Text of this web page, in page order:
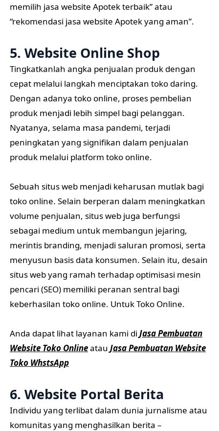
memilih jasa website Apotek terbaik” atau
“rekomendasi jasa website Apotek yang aman”.
5. Website Online Shop
Tingkatkanlah angka penjualan produk dengan
cepat melalui langkah menciptakan toko daring.
Dengan adanya toko online, proses pembelian
produk menjadi lebih simpel bagi pelanggan.
Nyatanya, selama masa pandemi, terjadi
peningkatan yang signifikan dalam penjualan
produk melalui platform toko online.
Sebuah situs web menjadi keharusan mutlak bagi
toko online. Selain berperan dalam meningkatkan
volume penjualan, situs web juga berfungsi
sebagai medium untuk membangun jejaring,
merintis branding, menjadi saluran promosi, serta
menyusun basis data konsumen. Selain itu, desain
situs web yang ramah terhadap optimisasi mesin
pencari (SEO) memiliki peranan sentral bagi
keberhasilan toko online. Untuk Toko Online.
Anda dapat lihat layanan kami di Jasa Pembuatan
Website Toko Onlineatau Jasa Pembuatan Website
Toko WhstsApp
6. Website Portal Berita
Individu yang terlibat dalam dunia jurnalisme atau
komunitas yang menghasilkan berita –